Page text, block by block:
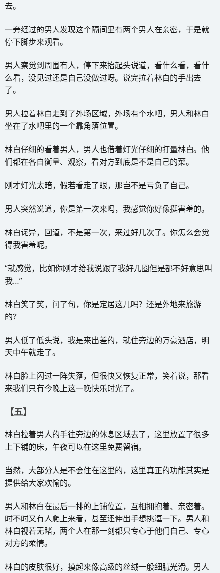
去。
一旁经过的男人发现这个隔间里有两个男人在亲密，于是就
停下脚步来观看。
男人察觉到周围有人，停下来抬起头说道，看什么看，看什
么看，没见过还是自己没做过呀。说完拉着林白的手出去
了。
男人拉着林白走到了外场区域，外场有个水吧，男人和林白
坐在了水吧里的一个靠角落位置。
林白仔细的看着男人，男人也借着灯光仔细的打量林白。他
们都在各自衡量、观察，看对方到底是不是自己的菜。
刚才灯光太暗，假若看走了眼，那岂不是亏负了自己。
男人突然说道，你是第一次来吗，我感觉你好像挺害羞的。
林白诧异，回道，不是第一次，来过好几次了。你怎么会觉
得我害羞呢。
“就感觉，比如你刚才给我说跟了我好几圈但是都不好意思叫
我…”
林白笑了笑，问了句，你是定居这儿吗？还是外地来旅游
的？
男人低了低头说，我是来出差的，就住旁边的万豪酒店，明
天中午就走了。
林白脸上闪过一阵失落，但很快又恢复正常，笑着说，那看
来我们只有今晚上这一晚快乐时光了。
【五】
林白拉着男人的手往旁边的休息区域去了，这里放置了很多
上下铺的床，午夜可以在这里免费留宿。
当然，大部分人是不会住在这里的，这里真正的功能其实是
提供给大家欢愉的。
男人和林白在最后一排的上铺位置，互相拥抱着、亲密着。
时不时又有人爬上来看，甚至还伸出手想挑逗一下。男人和
林白视若无睹，两个人在那一刻都只专心于他们自己、专心
对方的柔情。
林白的皮肤很好，摸起来像高级的丝绒一般细腻光滑。男人